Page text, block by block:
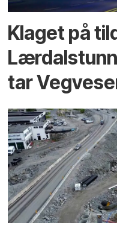
Klaget på
tar